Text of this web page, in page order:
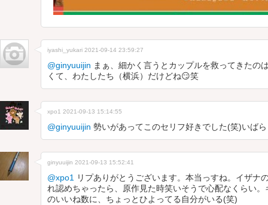
iyashi_yukari 2021-09-14 23:59:27
@ginyuuijin まぁ、細かく言うとカップルを救ってきたの
くて、わたしたち（横浜）だけどね😏笑
xpo1 2021-09-13 15:14:55
@ginyuuijin 勢いがあってこのセリフ好きでした(笑)いば
ginyuuijin 2021-09-13 15:52:41
@xpo1
リプありがとうございます。本当っすね。イザナ
れ認めちゃったら、原作見た時笑いそうで心配なくらい
のいいね数に、ちょっとひよってる自分がいる(笑)